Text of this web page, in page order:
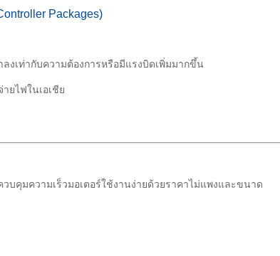
Packages)
งเท่ากับความต้องการหรือมีแรงบิดเพิ่มมากขึ้น
ยไฟในเอเชีย
คุมความเร็วมอเตอร์ใช้งานง่ายด้วยราคาไม่แพงและขนาด